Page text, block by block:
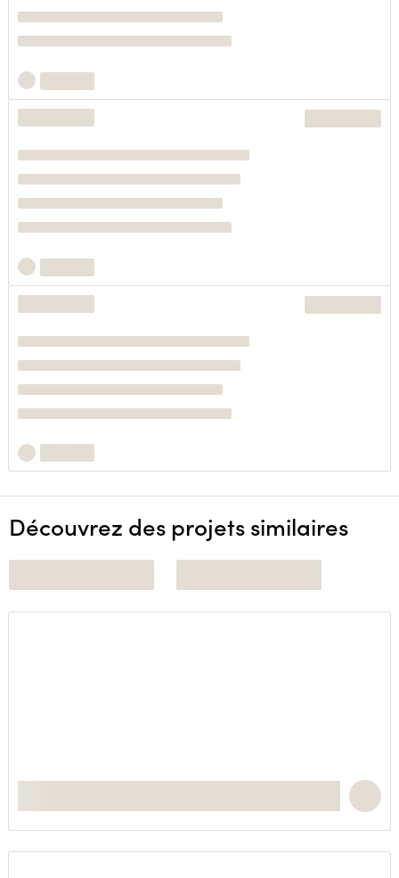
Découvrez des projets similaires